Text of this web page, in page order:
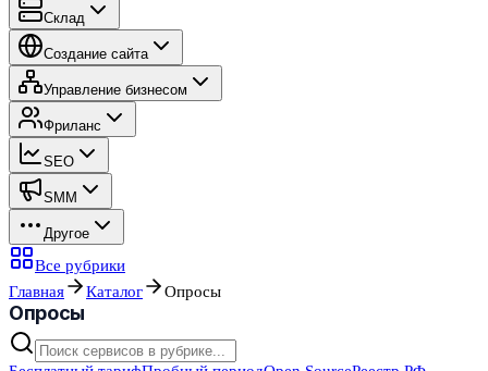
Склад
Создание сайта
Управление бизнесом
Фриланс
SEO
SMM
Другое
Все рубрики
Главная
Каталог Опросы
Опросы